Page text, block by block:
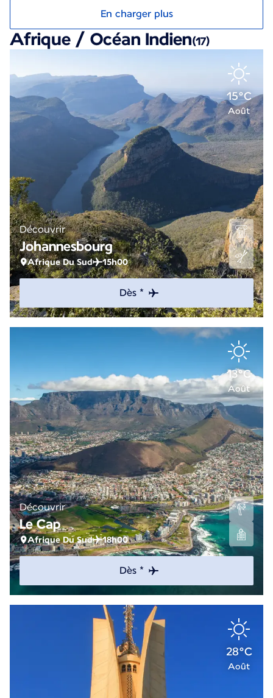
En charger plus
Afrique / Océan Indien(17)
15°C
Août
Découvrir
Johannesbourg
Afrique Du Sud 15h00
Dès *
13°C
Août
Découvrir
Le Cap
Afrique Du Sud 18h00
Dès *
28°C
Août